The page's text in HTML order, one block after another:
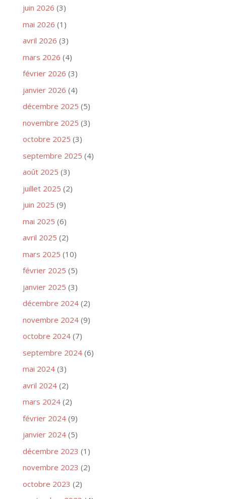
juin 2026 (3)
mai 2026 (1)
avril 2026 (3)
mars 2026 (4)
février 2026 (3)
janvier 2026 (4)
décembre 2025 (5)
novembre 2025 (3)
octobre 2025 (3)
septembre 2025 (4)
août 2025 (3)
juillet 2025 (2)
juin 2025 (9)
mai 2025 (6)
avril 2025 (2)
mars 2025 (10)
février 2025 (5)
janvier 2025 (3)
décembre 2024(2)
novembre 2024(9)
octobre 2024(7)
septembre 2024(6)
mai 2024(3)
avril 2024(2)
mars 2024(2)
février 2024(9)
janvier 2024(5)
décembre 2023 (1)
novembre 2023 (2)
octobre 2023 (2)